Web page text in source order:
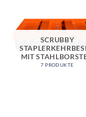
SCRUBBY
MIT
7 PRODUKTE